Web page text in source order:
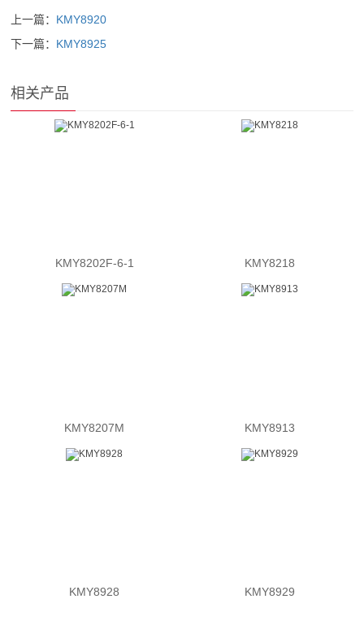
上一篇： KMY8920
下一篇： KMY8925
相关产品
KMY8202F-6-1 KMY8218
KMY8207M KMY8913
KMY8928 KMY8929